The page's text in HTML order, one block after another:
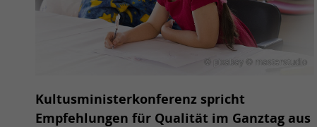
© pixabay © masterstudio
Kultusministerkonferenz spricht
Empfehlungen für Qualität im Ganztag aus